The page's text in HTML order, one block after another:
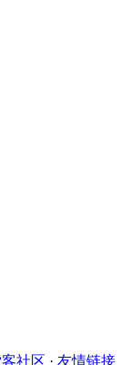
社区 · 友情链接